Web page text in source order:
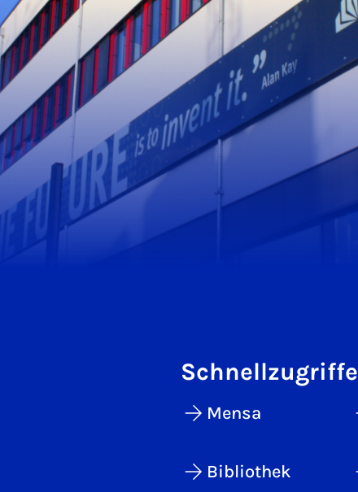
Schnellzugriffe
Mensa
Bibliothek